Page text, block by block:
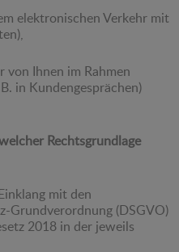
Verkehr mit
Ihnen im Rahmen
in Kundengesprächen)
Rechtsgrundlage
mit den
Grundverordnung (DSGVO)
2018 in der jeweils